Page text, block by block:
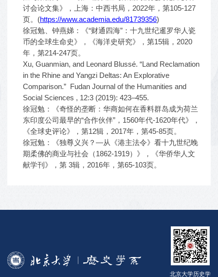
讨会论文集》，上海：中西书局，2022年，第105-127
页。(https://www.academia.edu/81739356)
徐冠勉、钟燕娣：《“财通四海”：十九世纪暹罗华人瓷
币的全球生命史》，《海洋史研究》，第15辑，2020
年，第214-247页。
Xu, Guanmian, and Leonard Blussé. “Land Reclamation
in the Rhine and Yangzi Deltas: An Explorative
Comparison.” Fudan Journal of the Humanities and
Social Sciences , 12:3 (2019): 423–455.
徐冠勉：《奇怪的垄断：华商如何在香料群岛成为荷兰
东印度公司最早的“合作伙伴”，1560年代-1620年代》，
《全球史评论》，第12辑，2017年，第45-85页。
徐冠勉：《独尊义兴？—从《港主法令》看十九世纪晚
期柔佛的商业与社会（1862-1919）》，《华侨华人文
献学刊》，第 3辑，2016年，第65-103页。
北京大学历史学